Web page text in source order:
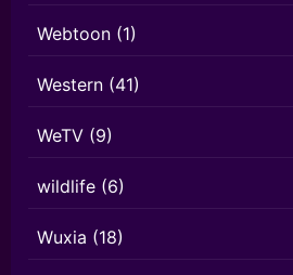
Webtoon (1)
Western (41)
WeTV (9)
wildlife (6)
Wuxia (18)